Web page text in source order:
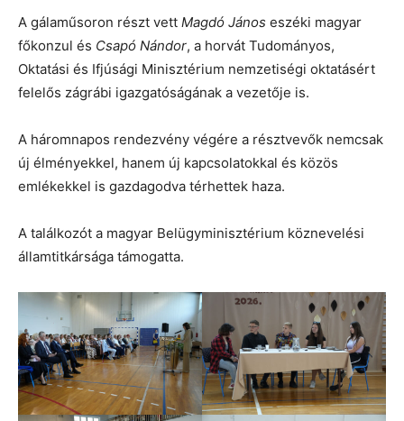
A gálaműsoron részt vett Magdó János eszéki magyar
főkonzul és Csapó Nándor, a horvát Tudományos,
Oktatási és Ifjúsági Minisztérium nemzetiségi oktatásért
felelős zágrábi igazgatóságának a vezetője is.
A háromnapos rendezvény végére a résztvevők nemcsak
új élményekkel, hanem új kapcsolatokkal és közös
emlékekkel is gazdagodva térhettek haza.
A találkozót a magyar Belügyminisztérium köznevelési
államtitkársága támogatta.